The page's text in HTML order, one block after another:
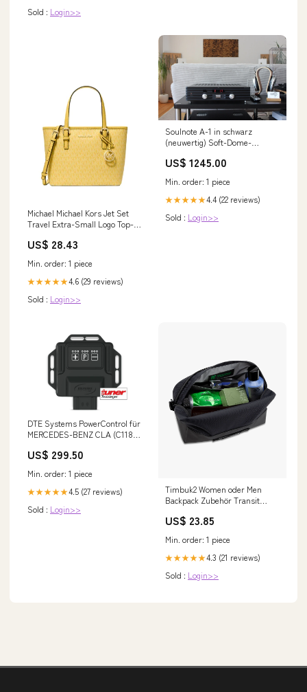
Sold : Login>>
Michael Michael Kors Jet Set
Travel Extra-Small Logo Top-
US$ 28.43
Min. order: 1 piece
★★★★★4.6 (29 reviews)
Sold : Login>>
Soulnote A-1 in schwarz
(neuwertig) Soft-Dome-
US$ 1245.00
Min. order: 1 piece
★★★★★4.4 (22 reviews)
Sold : Login>>
DTE Systems PowerControl für
MERCEDES-BENZ CLA (C118)
(118.347), 224PS/165kW,
(ab 03) Sportback 118 - 147kW
(Inkl. Diesel)
US$ 299.50
Min. order: 1 piece
★★★★★4.5 (27 reviews)
Sold : Login>>
Timbuk2 Women oder Men
Backpack Zubehör Transit
US$ 23.85
Min. order: 1 piece
★★★★★4.3 (21 reviews)
Sold : Login>>